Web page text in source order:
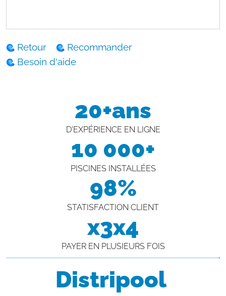
Retour
Recommander
Besoin d'aide
20+ans
D'EXPÉRIENCE EN LIGNE
10 000+
PISCINES INSTALLÉES
98%
STATISFACTION CLIENT
x3x4
PAYER EN PLUSIEURS FOIS
Distripool